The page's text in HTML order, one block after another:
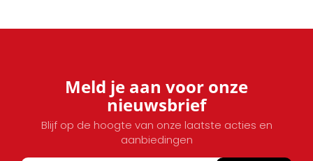
Meld je aan voor onze
nieuwsbrief
Blijf op de hoogte van onze laatste acties en
aanbiedingen